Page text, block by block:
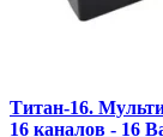
Титан-16.
16 каналов - 16